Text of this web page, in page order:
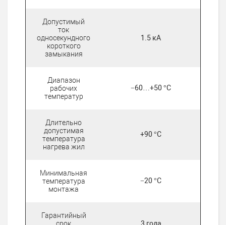
Допустимый
ток
односекундного
короткого
замыкания
1.5 кА
Диапазон
рабочих
температур
−60…+50 °C
Длительно
допустимая
температура
нагрева жил
+90 °C
Минимальная
температура
монтажа
−20 °C
Гарантийный
срок
3 года